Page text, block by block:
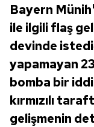
Bayern
ile ilgili flaş
devinde
yapamayan
bomba bir
kırmızılı
gelişmenin